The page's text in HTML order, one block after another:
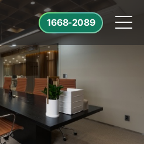
1668-2089